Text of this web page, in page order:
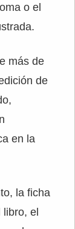
o el
más de
de
en la
la ficha
libro, el